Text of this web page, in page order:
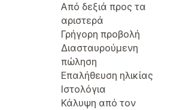
Από δεξιά προς τα
αριστερά
Γρήγορη προβολή
Διασταυρούμενη
πώληση
Επαλήθευση ηλικίας
Ιστολόγια
Κάλυψη από τον